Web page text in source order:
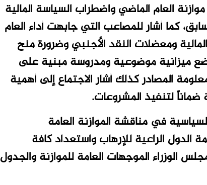
العام الماضي واضطراب السياسة المالية
كما أشار للمصاعب التي جابهت أداء العام
ومعضلات النقد الأجنبي وضرورة منح
وضع ميزانية موضوعية ومدروسة مبنية على
المصادر كذلك أشار الاجتماع إلى أهمية
ضماناً لتنفيذ المشروعات.
في مناقشة الموازنة العامة
الدول الراعية للإرهاب واستعداد كافة
الوزراء الموجهات العامة للموازنة والجدول